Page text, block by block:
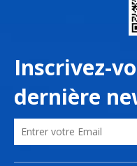
Inscrivez-
dernière